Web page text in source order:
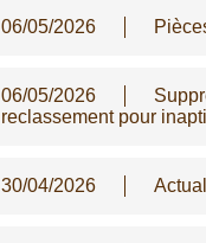
06/05/2026
06/05/2026
reclassement pour
30/04/2026